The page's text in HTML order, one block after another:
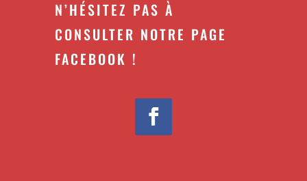
N’HÉSITEZ PAS À
CONSULTER NOTRE PAGE
FACEBOOK !